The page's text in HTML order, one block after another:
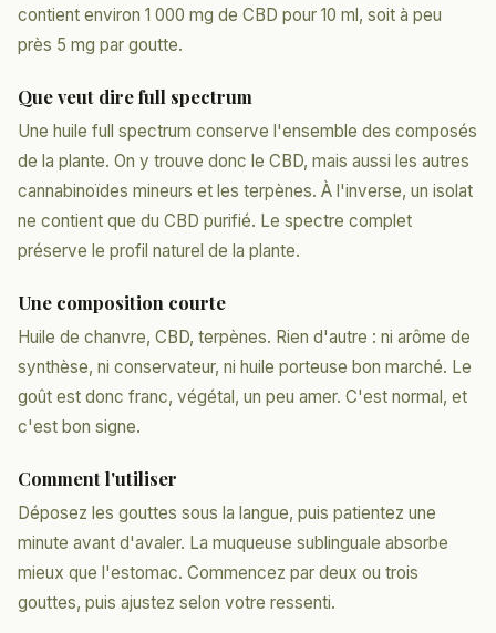
contient environ 1 000 mg de CBD pour 10 ml, soit à peu
près 5 mg par goutte.
Que veut dire full spectrum
Une huile full spectrum conserve l'ensemble des composés
de la plante. On y trouve donc le CBD, mais aussi les autres
cannabinoïdes mineurs et les terpènes. À l'inverse, un isolat
ne contient que du CBD purifié. Le spectre complet
préserve le profil naturel de la plante.
Une composition courte
Huile de chanvre, CBD, terpènes. Rien d'autre : ni arôme de
synthèse, ni conservateur, ni huile porteuse bon marché. Le
goût est donc franc, végétal, un peu amer. C'est normal, et
c'est bon signe.
Comment l'utiliser
Déposez les gouttes sous la langue, puis patientez une
minute avant d'avaler. La muqueuse sublinguale absorbe
mieux que l'estomac. Commencez par deux ou trois
gouttes, puis ajustez selon votre ressenti.